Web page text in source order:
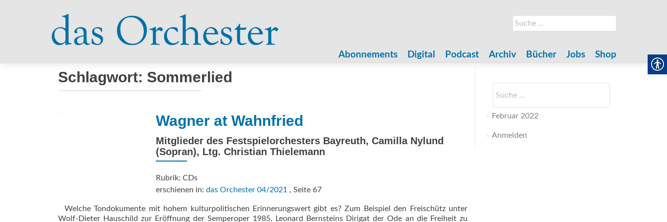
Suche
nach:
Abonnements Digital Podcast Archiv Bücher Jobs Shop
Schlagwort: Sommerlied
Wagner at Wahnfried
Mitglieder des Festspielorchesters Bayreuth, Camilla Nylund
(Sopran), Ltg. Christian Thielemann
Rubrik: CDs
erschienen in: das Orchester 04/2021 , Seite 67
Welche Tondokumente mit hohem kulturpolitischen Erinnerungswert gibt es? Zum Beispiel den Freischütz unter
Wolf-Dieter Hauschild zur Eröffnung der Semperoper 1985, Leonard Bernsteins Dirigat der Ode an die Freiheit zu
nach:
Februar 2022
Anmelden